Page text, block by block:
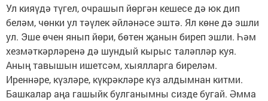
Ул кияүдә түгел, очрашып йөргән кешесе дә юк дип
беләм, чөнки ул тәүлек әйләнәсе эштә. Ял көне дә эшли
ул. Эше өчен янып йөри, бөтен җанын биреп эшли. Һәм
хезмәткәрләренә дә шундый кырыс таләпләр куя.
Аның тавышын ишетсәм, хыялларга биреләм.
Иреннәре, күзләре, күкрәкләре күз алдымнан китми.
Башкалар аңа гашыйк булганымны сизде бугай. Әмма